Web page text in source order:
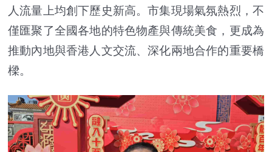
人流量上均創下歷史新高。市集現場氣氛熱烈，不
僅匯聚了全國各地的特色物產與傳統美食，更成為
推動內地與香港人文交流、深化兩地合作的重要橋
樑。